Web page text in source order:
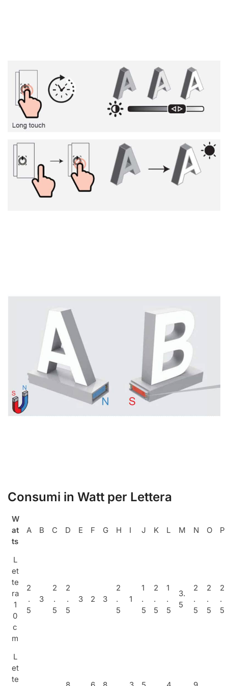
Consumi in Watt per Lettera
W
at
ts
A B C D E F G H I J K L M N O P
L
et
te
ra
1
0
c
m
2
.
5
3
2
.
5
2
.
5
3 2 3
2
.
5
1
1
.
5
2
.
5
1
.
5
3.
5
2
.
5
2
.
5
2
.
5
L
et
te